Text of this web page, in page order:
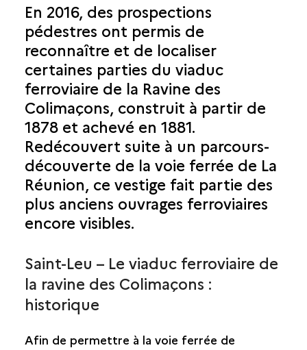
LA POSSESSION
SAINT-ANDRÉ
SAINT-BENOÎT
SAINT-DENIS
SAINT-JOSEPH
SAINT-LEU
RAVINE DU TROU
VIADUC DE LA PETITE RAVINE
SAINT-LOUIS
SAINT-PAUL
En 2016, des prospections
pédestres ont permis de
reconnaître et de localiser
certaines parties du viaduc
ferroviaire de la Ravine des
Colimaçons, construit à partir de
1878 et achevé en 1881.
Redécouvert suite à un parcours-
découverte de la voie ferrée de La
Réunion, ce vestige fait partie des
plus anciens ouvrages ferroviaires
encore visibles.
Saint-Leu – Le viaduc ferroviaire de
la ravine des Colimaçons :
historique
Afin de permettre à la voie ferrée de